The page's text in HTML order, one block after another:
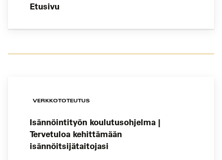
Etusivu
VERKKOTOTEUTUS
Isännöintityön koulutusohjelma |
Tervetuloa kehittämään
isännöitsijätaitojasi